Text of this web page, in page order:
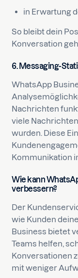
in Erwartung
So bleibt dein
Konversation
6. Messaging-
WhatsApp
Nachrichten
viele
wurden. Diese
Kommunikation
Wie kann
verbessern?
Der
wie Kunden
Business bietet
Teams helfen,
Konversationen
mit weniger